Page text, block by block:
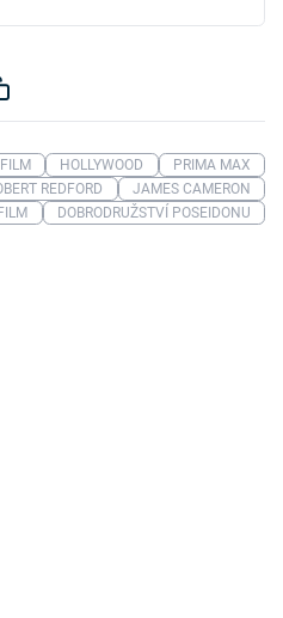
FILM HOLLYWOOD
PRIMA MAX
REDFORD
JAMES CAMERON
DOBRODRUŽSTVÍ POSEIDONU